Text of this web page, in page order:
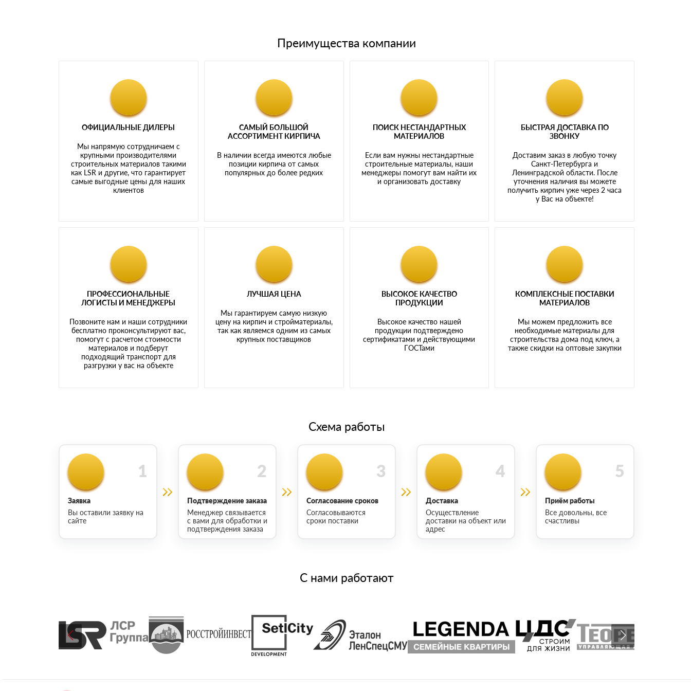
Преимущества компании
ОФИЦИАЛЬНЫЕ ДИЛЕРЫ
Мы напрямую сотрудничаем с
крупными производителями
строительных материалов такими
как LSR и другие, что гарантирует
самые выгодные цены для наших
клиентов
САМЫЙ БОЛЬШОЙ
АССОРТИМЕНТ КИРПИЧА
В наличии всегда имеются любые
позиции кирпича от самых
популярных до более редких
ПОИСК НЕСТАНДАРТНЫХ
МАТЕРИАЛОВ
Если вам нужны нестандартные
строительные материалы, наши
менеджеры помогут вам найти их
и организовать доставку
БЫСТРАЯ ДОСТАВКА ПО
ЗВОНКУ
Доставим заказ в любую точку
Санкт-Петербурга и
Ленинградской области. После
уточнения наличия вы можете
получить кирпич уже через 2 часа
у Вас на объекте!
ПРОФЕССИОНАЛЬНЫЕ
ЛОГИСТЫ И МЕНЕДЖЕРЫ
Позвоните нам и наши сотрудники
бесплатно проконсультируют вас,
помогут с расчетом стоимости
материалов и подберут
подходящий транспорт для
разгрузки у вас на объекте
ЛУЧШАЯ ЦЕНА
Мы гарантируем самую низкую
цену на кирпич и стройматериалы,
так как являемся одним из самых
крупных поставщиков
ВЫСОКОЕ КАЧЕСТВО
ПРОДУКЦИИ
Высокое качество нашей
продукции подтверждено
сертификатами и действующими
ГОСТами
КОМПЛЕКСНЫЕ ПОСТАВКИ
МАТЕРИАЛОВ
Мы можем предложить все
необходимые материалы для
строительства дома под ключ, а
также скидки на оптовые закупки
Схема работы
Заявка
Вы оставили заявку на
сайте
Подтверждение заказа
Менеджер связывается
с вами для обработки и
подтверждения заказа
Согласование сроков
Согласовываются
сроки поставки
Доставка
Осуществление
доставки на объект или
адрес
Приём работы
Все довольны, все
счастливы
С нами работают